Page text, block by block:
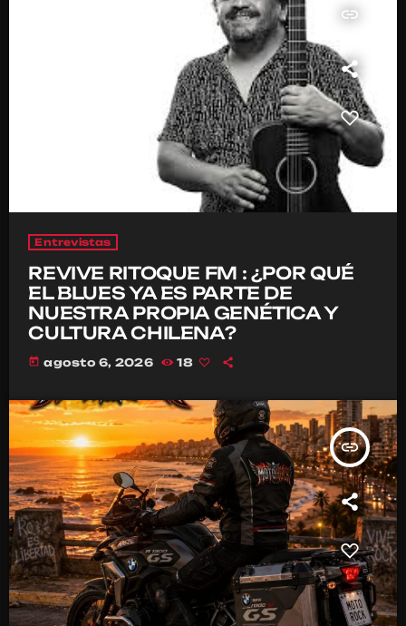
insert_link
Entrevistas
REVIVE RITOQUE FM : ¿POR QUÉ
EL BLUES YA ES PARTE DE
NUESTRA PROPIA GENÉTICA Y
CULTURA CHILENA?
today agosto 6, 2026 18
insert_link